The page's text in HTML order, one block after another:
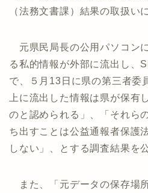
（法務文書課）結果の取扱い
元県民局長の公用パソコン
る私的情報が外部に流出し、
で、５月13日に県の第三者委
上に流出した情報は県が保有
のと認められる」、「それら
ち出すことは公益通報者保護
しない」、とする調査結果を
また、「元データの保存場